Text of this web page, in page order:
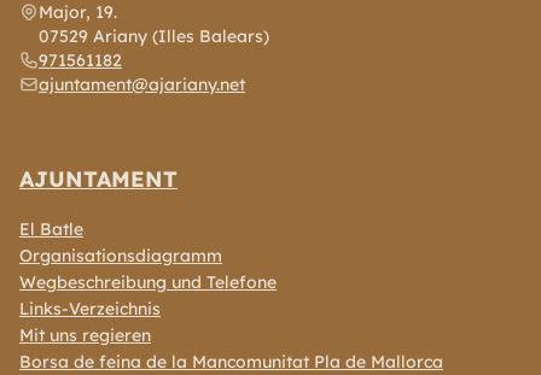
Major, 19.
07529 Ariany (Illes Balears)
971561182
ajuntament@ajariany.net
AJUNTAMENT
El Batle
Organisationsdiagramm
Wegbeschreibung und Telefone
Links-Verzeichnis
Mit uns regieren
Borsa de feina de la Mancomunitat Pla de Mallorca